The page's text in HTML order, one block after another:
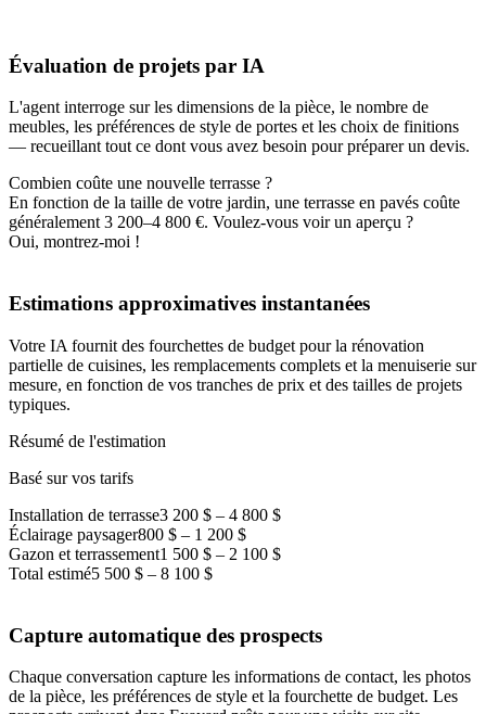
Évaluation de projets par IA
L'agent interroge sur les dimensions de la pièce, le nombre de
meubles, les préférences de style de portes et les choix de finitions
— recueillant tout ce dont vous avez besoin pour préparer un devis.
Combien coûte une nouvelle terrasse ?
En fonction de la taille de votre jardin, une terrasse en pavés coûte
généralement 3 200–4 800 €. Voulez-vous voir un aperçu ?
Oui, montrez-moi !
Estimations approximatives instantanées
Votre IA fournit des fourchettes de budget pour la rénovation
partielle de cuisines, les remplacements complets et la menuiserie sur
mesure, en fonction de vos tranches de prix et des tailles de projets
typiques.
Résumé de l'estimation
Basé sur vos tarifs
Installation de terrasse3 200 $ – 4 800 $
Éclairage paysager800 $ – 1 200 $
Gazon et terrassement1 500 $ – 2 100 $
Total estimé5 500 $ – 8 100 $
Capture automatique des prospects
Chaque conversation capture les informations de contact, les photos
de la pièce, les préférences de style et la fourchette de budget. Les